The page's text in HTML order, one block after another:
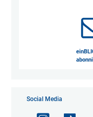
Social Media